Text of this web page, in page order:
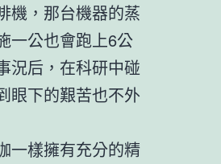
機，那台機器的蒸
一公也會跑上6公
況后，在科研中碰
眼下的艱苦也不外
一樣擁有充分的精